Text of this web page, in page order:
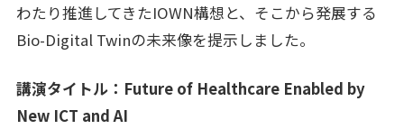
わたり推進してきたIOWN構想と、そこから発展する
Bio-Digital Twinの未来像を提示しました。
講演タイトル：Future of Healthcare Enabled by
New ICT and AI